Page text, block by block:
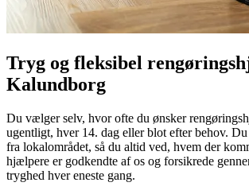
Tryg og fleksibel
Kalundborg
Du vælger selv, hvor ofte du ønsker
ugentligt, hver 14. dag eller blot efter behov.
fra lokalområdet, så du altid ved, hvem der
hjælpere er godkendte af os og forsikrede
tryghed hver eneste gang.